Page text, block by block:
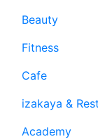
Beauty
Fitness
Cafe
izakaya &
Academy